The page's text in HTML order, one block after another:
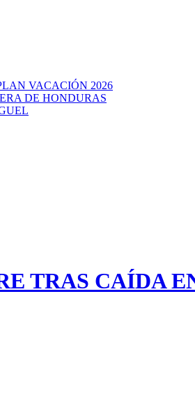
VACACIÓN 2026
DE HONDURAS
TRAS CAÍDA